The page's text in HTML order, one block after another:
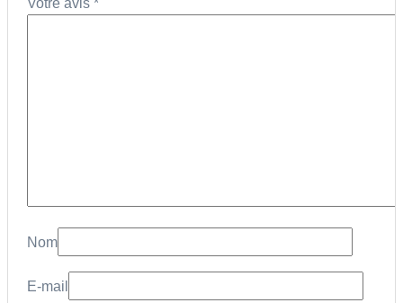
Nom
E-mail